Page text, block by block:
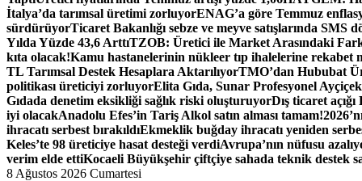
İtalya’da tarımsal üretimi zorluyorENAG’a göre Temmuz
sürdürüyorTicaret Bakanlığı sebze ve meyve satışlarında SMS
Yılda Yüzde 43,6 ArttıTZOB: Üretici ile Market Arasındaki Fark
kıta olacak!Kamu hastanelerinin nükleer tıp ihalelerine rekabet
TL Tarımsal Destek Hesaplara AktarılıyorTMO’dan Hububat
politikası üreticiyi zorluyorElita Gıda, Sunar Profesyonel Ayçiçek
Gıdada denetim eksikliği sağlık riski oluşturuyorDış ticaret
iyi olacakAnadolu Efes’in Tariş Alkol satın alması tamam!
ihracatı serbest bırakıldıEkmeklik buğday ihracatı yeniden
Keles’te 98 üreticiye hasat desteği verdiAvrupa’nın nüfusu
verim elde ettiKocaeli Büyükşehir çiftçiye sahada teknik destek
8 Ağustos 2026 Cumartesi